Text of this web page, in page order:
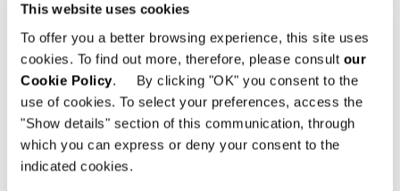
This website uses cookies
To offer you a better browsing experience, this site uses
cookies. To find out more, therefore, please consult our
Cookie Policy. By clicking "OK" you consent to the
use of cookies. To select your preferences, access the
"Show details" section of this communication, through
which you can express or deny your consent to the
indicated cookies.
Struttura
Telaio in acciaio inox, verniciato a polvere
poliestere per esterno nel colore Bronzo
lucido. La struttura in acciaio inox è rivestita
da un filato di polipropilene intrecciato
Taslan (processo di testurizzazione a getto